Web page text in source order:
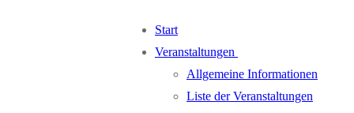
Start
Veranstaltungen
Allgemeine Informationen
Liste der Veranstaltungen